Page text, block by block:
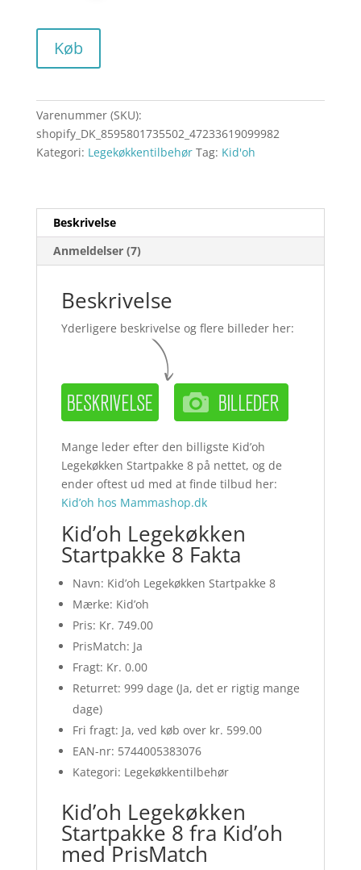
Køb
Varenummer (SKU):
shopify_DK_8595801735502_47233619099982
Kategori: Legekøkkentilbehør Tag: Kid'oh
Beskrivelse
Anmeldelser (7)
Beskrivelse
Yderligere beskrivelse og flere billeder her:
Mange leder efter den billigste Kid’oh
Legekøkken Startpakke 8 på nettet, og de
ender oftest ud med at finde tilbud her:
Kid’oh hos Mammashop.dk
Kid’oh Legekøkken
Startpakke 8 Fakta
Navn: Kid’oh Legekøkken Startpakke 8
Mærke: Kid’oh
Pris: Kr. 749.00
PrisMatch: Ja
Fragt: Kr. 0.00
Returret: 999 dage (Ja, det er rigtig mange
dage)
Fri fragt: Ja, ved køb over kr. 599.00
EAN-nr: 5744005383076
Kategori: Legekøkkentilbehør
Kid’oh Legekøkken
Startpakke 8 fra Kid’oh
med PrisMatch